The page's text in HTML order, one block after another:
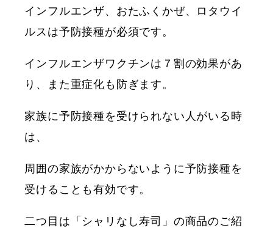
インフルエンザ、おたふくかぜ、ロタウイ
ルスは予防接種が必須です。
インフルエンザワクチンは７割の効果があ
り、また重症化も防ぎます。
家族に予防接種を受けられない人がいる時
は、
周囲の家族がかからないように予防接種を
受けることも有効です。
二つ目は「シャリなし寿司」の商品のご紹